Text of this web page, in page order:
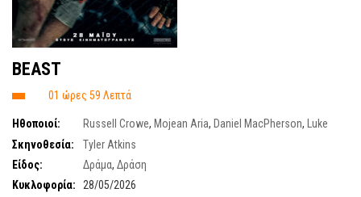
ΒΕΑST
01 ώρες 59 Λεπτά
Ηθοποιοί: Russell Crowe, Mojean Aria, Daniel MacPherson,
Luke
Hemsworth,George Burgess
Σκηνοθεσία:
Tyler Atkins
Είδος:
Δράμα, Δράση
Κυκλοφορία:
28/05/2026